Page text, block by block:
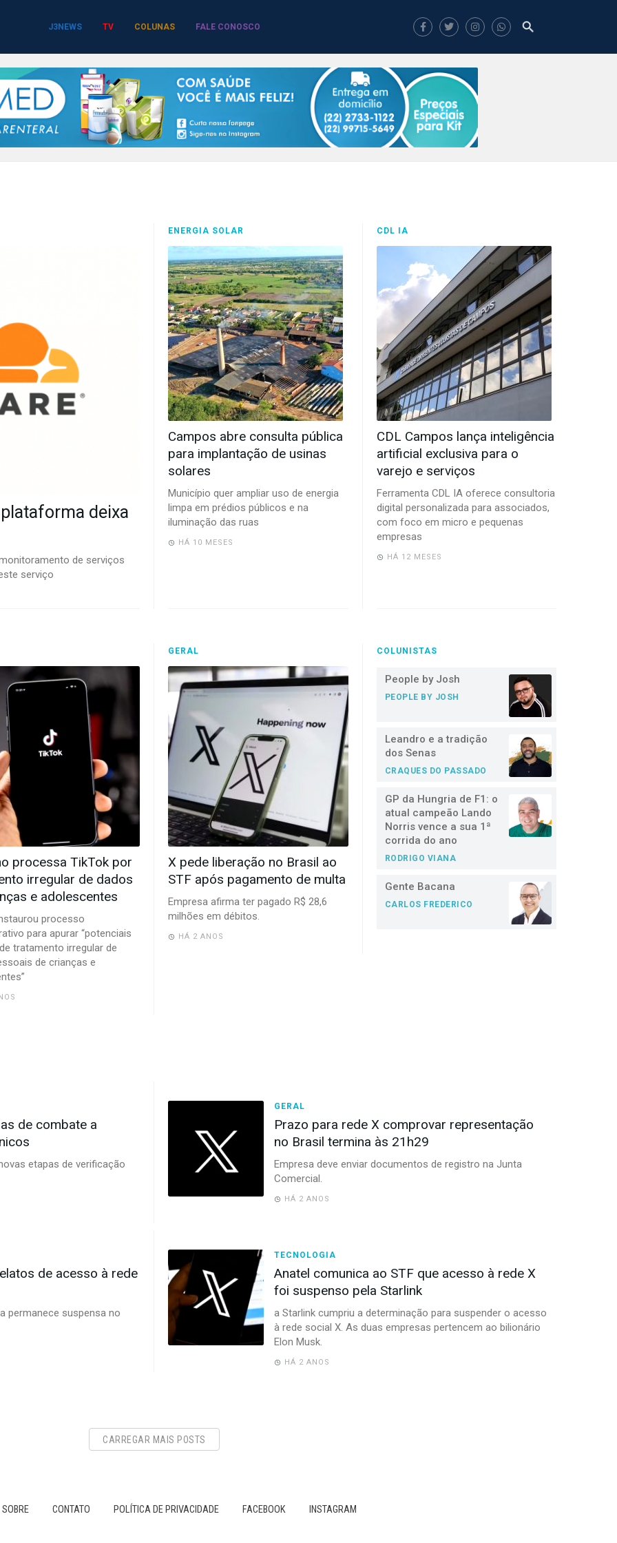
J3NEWS TV COLUNAS FALE CONOSCO
deixa
de serviços
serviço
ENERGIA SOLAR
Campos abre consulta pública
para implantação de usinas
solares
Município quer ampliar uso de energia
limpa em prédios públicos e na
iluminação das ruas
HÁ 10 MESES
CDL IA
CDL Campos lança inteligência
artificial exclusiva para o
varejo e serviços
Ferramenta CDL IA oferece consultoria
digital personalizada para associados,
com foco em micro e pequenas
empresas
HÁ 12 MESES
processa TikTok por
irregular de dados
e adolescentes
processo
para apurar “potenciais
tratamento irregular de
de crianças e
GERAL
X pede liberação no Brasil ao
STF após pagamento de multa
Empresa afirma ter pagado R$ 28,6
milhões em débitos.
HÁ 2 ANOS
COLUNISTAS
People by Josh
PEOPLE BY JOSH
Leandro e a tradição
dos Senas
CRAQUES DO PASSADO
GP da Hungria de F1: o
atual campeão Lando
Norris vence a sua 1ª
corrida do ano
RODRIGO VIANA
Gente Bacana
CARLOS FREDERICO
de combate a
etapas de verificação
GERAL
Prazo para rede X comprovar representação
no Brasil termina às 21h29
Empresa deve enviar documentos de registro na Junta
Comercial.
HÁ 2 ANOS
de acesso à rede
permanece suspensa no
TECNOLOGIA
Anatel comunica ao STF que acesso à rede X
foi suspenso pela Starlink
a Starlink cumpriu a determinação para suspender o acesso
à rede social X. As duas empresas pertencem ao bilionário
Elon Musk.
HÁ 2 ANOS
CARREGAR MAIS POSTS
SOBRE CONTATO POLÍTICA DE PRIVACIDADE FACEBOOK INSTAGRAM